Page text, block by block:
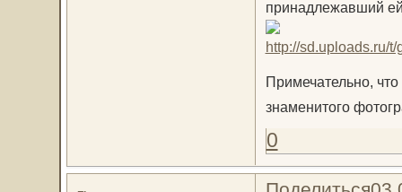
принадлежавший
Примечательно,
знаменитого
0